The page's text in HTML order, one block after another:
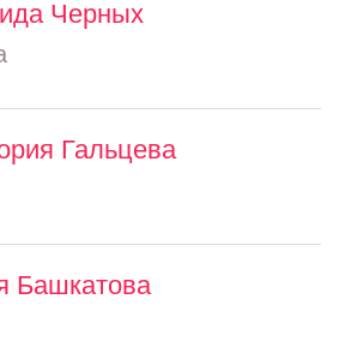
Черных
Гальцева
Башкатова